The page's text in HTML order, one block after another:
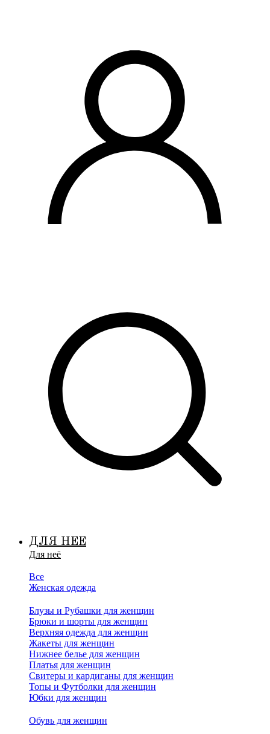
ДЛЯ НЕЕ
Для неё
Все
Женская одежда
Блузы и Рубашки для женщин
Брюки и шорты для женщин
Верхняя одежда для женщин
Жакеты для женщин
Нижнее белье для женщин
Платья для женщин
Свитеры и кардиганы для женщин
Топы и Футболки для женщин
Юбки для женщин
Обувь для женщин